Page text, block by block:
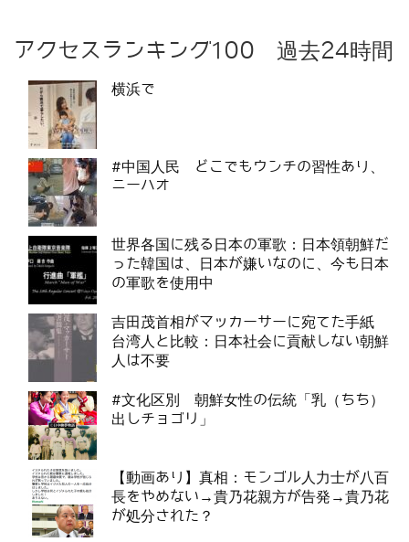
アクセスランキング100 過去24時間
横浜で
#中国人民 どこでもウンチの習性あり、
ニーハオ
世界各国に残る日本の軍歌：日本領朝鮮だ
った韓国は、日本が嫌いなのに、今も日本
の軍歌を使用中
吉田茂首相がマッカーサーに宛てた手紙
台湾人と比較：日本社会に貢献しない朝鮮
人は不要
#文化区別 朝鮮女性の伝統「乳（ちち）
出しチョゴリ」
【動画あり】真相：モンゴル人力士が八百
長をやめない→貴乃花親方が告発→貴乃花
が処分された？